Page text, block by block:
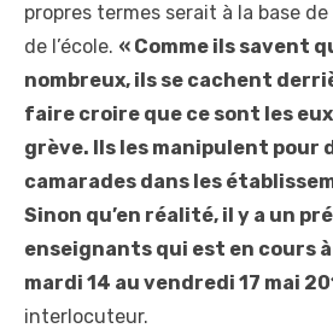
propres termes serait à la base
de l’école. « Comme ils savent
nombreux, ils se cachent
faire croire que ce sont les
grève. Ils les manipulent pour
camarades dans les
Sinon qu’en réalité, il y a un
enseignants qui est en cours
mardi 14 au vendredi 17 mai
interlocuteur.